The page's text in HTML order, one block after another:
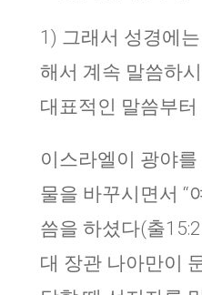
1) 그래서 성경에
해서 계속 말씀하
대표적인 말씀부터
이스라엘이 광야
물을 바꾸시면서 “
씀을 하셨다(출
대 장관 나아만이